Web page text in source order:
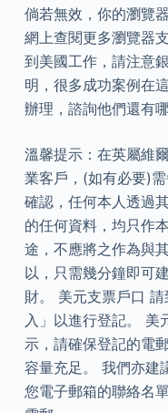
倘若無效，你的瀏覽
網上查閱更多瀏覽器
到美國工作，請注意
明，很多成功案例在
辦理，諮詢他們還有
溫馨提示：在英屬維
業客戶，(如有必要)
確認，任何本人透過
的任何資料，均只作
途，不應將之作為與
以，只需幾分鐘即可
財。 美元支票戶口
入」以進行登記。 美
示，請確保登記的電
容量充足。 我們亦建
您電子郵箱的聯絡名